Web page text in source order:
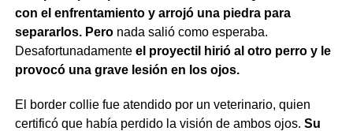
con el enfrentamiento y arrojó una piedra para
separarlos. Peronada salió como esperaba.
Desafortunadamente el proyectil hirió al otro perro y le
provocó una grave lesión en los ojos.
El border collie fue atendido por un veterinario, quien
certificó que había perdido la visión de ambos ojos. Su